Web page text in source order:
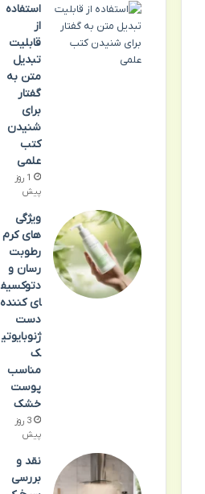
استفاده
از
قابلیت
تبدیل
متن به
گفتار
برای
شنیدن
کتب
علمی
1 روز
پیش
ویژگی
های کرم
رطوبت
رسان و
دتوکسیف
ای کننده
دست
ژنوبایوتی
ک
مناسب
پوست
خشک
3 روز
پیش
نقد و
بررسی